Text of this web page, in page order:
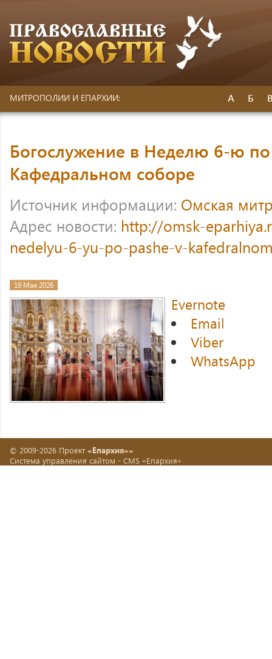
МИТРОПОЛИИ И ЕПАРХИИ: А Б
Богослужение в Неделю 6-ю
Кафедральном соборе
Источник информации: Омская
Адрес новости: http://omsk-
nedelyu-6-yu-po-pashe-v-
19 Мая 2026
Evernote
Email
Viber
WhatsApp
© 2009-2026 Проект «Епархия»»
Система управления сайтом - CMS «Епархия»